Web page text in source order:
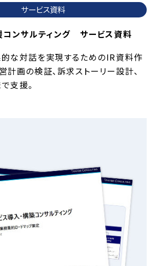
サービス資料
ンサルティング サービス資料
な対話を実現するためのIR資料作
計画の検証、訴求ストーリー設計、
支援。